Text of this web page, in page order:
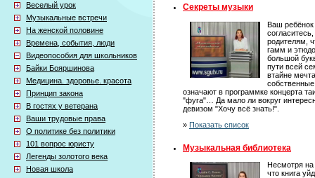
Веселый урок
Музыкальные встречи
На женской половине
Времена, события, люди
Видеопособия для школьников
Байки Бояршинова
Медицина. здоровье. красота
Принцип закона
В гостях у ветерана
Ваши трудовые права
О политике без политики
101 вопрос юристу
Легенды золотого века
Новая школа
Секреты музыки
Ваш ребёнок
родителям,
гамм и
большой
пути всей
втайне
означают в программке концерта
"фуга"… Да мало ли вокруг
девизом "Хочу всё знать!".
» Показать список
Музыкальная библиотека
Несмотря на
что книга